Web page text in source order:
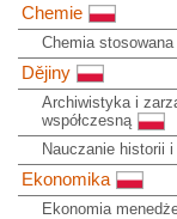
Chemie
Chemia
Dějiny
Archiwistyka i
współczesną
Nauczanie historii
Ekonomika
Ekonomia